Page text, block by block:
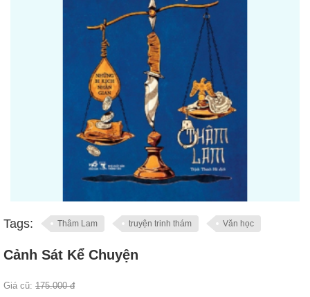
Tags: Thâm Lam truyện trinh thám Văn học
Cảnh Sát Kể Chuyện
Giá cũ: 175.000 đ